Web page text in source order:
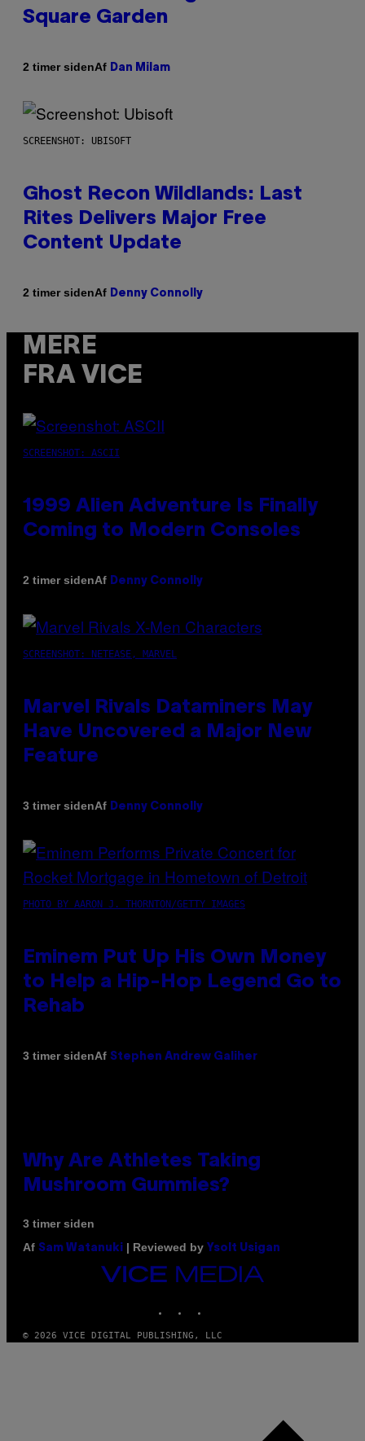
Square Garden
2 timer sidenAf Dan Milam
SCREENSHOT: UBISOFT
Ghost Recon Wildlands: Last
Rites Delivers Major Free
Content Update
2 timer sidenAf Denny Connolly
MERE
FRA VICE
SCREENSHOT: ASCII
1999 Alien Adventure Is Finally
Coming to Modern Consoles
2 timer sidenAf Denny Connolly
SCREENSHOT: NETEASE, MARVEL
Marvel Rivals Dataminers May
Have Uncovered a Major New
Feature
3 timer sidenAf Denny Connolly
PHOTO BY AARON J. THORNTON/GETTY IMAGES
Eminem Put Up His Own Money
to Help a Hip-Hop Legend Go to
Rehab
3 timer sidenAf Stephen Andrew Galiher
Why Are Athletes Taking
Mushroom Gummies?
3 timer siden
Af Sam Watanuki | Reviewed by Ysolt Usigan
VICE
MEDIA
© 2026 VICE DIGITAL PUBLISHING, LLC